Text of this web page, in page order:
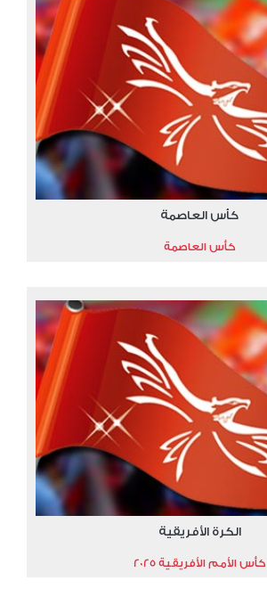
كأس العاصمة
كأس العاصمة
الكرة الأفريقية
كأس الأمم الأفريقية 2025